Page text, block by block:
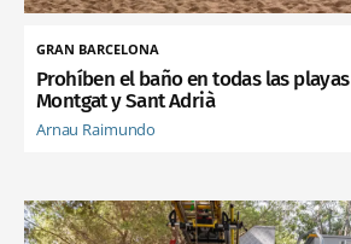
GRAN BARCELONA
Prohíben el baño en todas las
Montgat y Sant Adrià
Arnau Raimundo